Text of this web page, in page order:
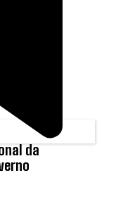
da